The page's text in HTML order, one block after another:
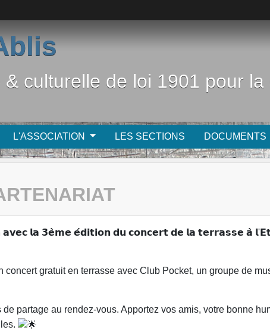
culturelle de loi 1901 pour
L'ASSOCIATION LES SECTIONS DOCUMENTS
𝗹𝗮 𝟯𝗲̀𝗺𝗲 𝗲́𝗱𝗶𝘁𝗶𝗼𝗻 𝗱𝘂 𝗰𝗼𝗻𝗰𝗲𝗿𝘁 𝗱𝗲 𝗹𝗮 𝘁𝗲𝗿𝗿𝗮𝘀𝘀𝗲 𝗮̀
gratuit en terrasse avec Club Pocket, un groupe de
partage au rendez-vous. Apportez vos amis, votre bonne